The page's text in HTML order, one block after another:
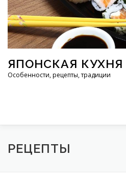
Перейти к содержимому
ЯПОНСКАЯ КУХНЯ
Особенности, рецепты, традиции
ИНГРЕДИЕНТЫ
РЕЦЕПТЫ